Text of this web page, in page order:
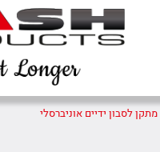
מתקן לסבון ידיים אוניברסלי